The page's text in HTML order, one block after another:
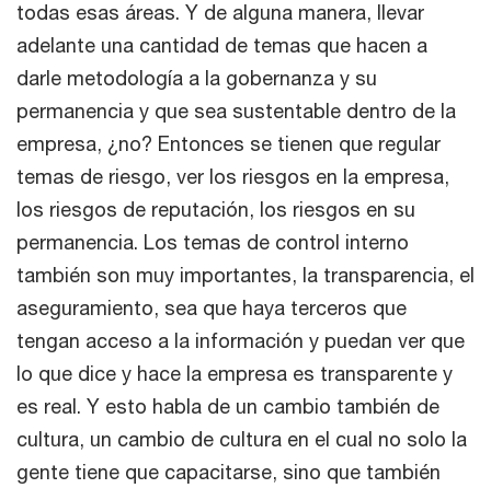
todas esas áreas. Y de alguna manera, llevar
adelante una cantidad de temas que hacen a
darle metodología a la gobernanza y su
permanencia y que sea sustentable dentro de la
empresa, ¿no? Entonces se tienen que regular
temas de riesgo, ver los riesgos en la empresa,
los riesgos de reputación, los riesgos en su
permanencia. Los temas de control interno
también son muy importantes, la transparencia, el
aseguramiento, sea que haya terceros que
tengan acceso a la información y puedan ver que
lo que dice y hace la empresa es transparente y
es real. Y esto habla de un cambio también de
cultura, un cambio de cultura en el cual no solo la
gente tiene que capacitarse, sino que también